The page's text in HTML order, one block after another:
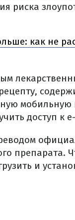
риска
как не
доступ к
препарата.
и